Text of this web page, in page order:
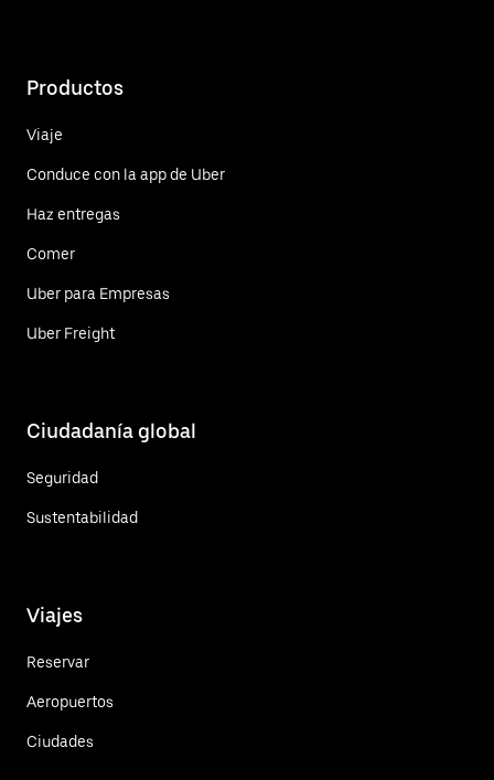
Productos
Viaje
Conduce con la app de Uber
Haz entregas
Comer
Uber para Empresas
Uber Freight
Ciudadanía global
Seguridad
Sustentabilidad
Viajes
Reservar
Aeropuertos
Ciudades